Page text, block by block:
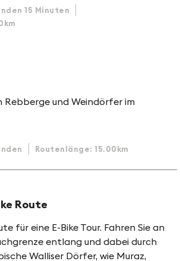
15 Minuten
Rebberge und Weindörfer im
Routenlänge: 15.00km
Route
für eine E-Bike Tour. Fahren Sie an
entlang und dabei durch
Walliser Dörfer, wie Muraz,